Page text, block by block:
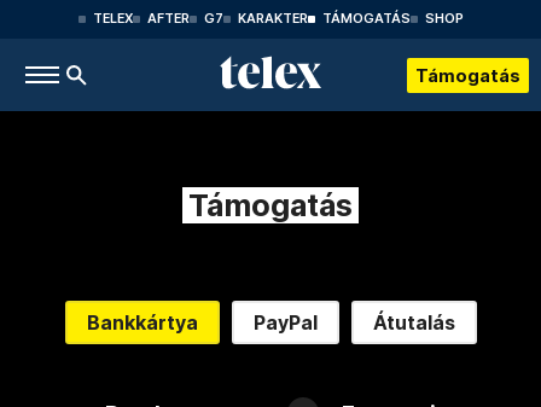
TELEX AFTER G7 KARAKTER TÁMOGATÁS SHOP
Támogatás
Támogatás
Bankkártya PayPal Átutalás